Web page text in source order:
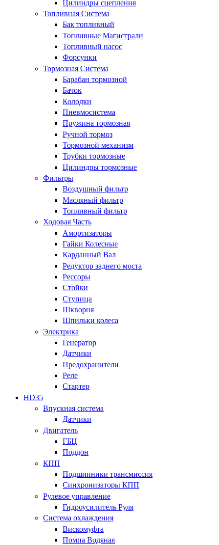
Цилиндры сцепления
Топливная Система
Бак топливный
Топливные Магистрали
Топливный насос
Форсунки
Тормозная Система
Барабан тормозной
Бачок
Колодки
Пневмосистема
Пружина тормозная
Ручной тормоз
Тормозной механизм
Трубки тормозные
Цилиндры тормозные
Фильтры
Воздушный фильтр
Масляный фильтр
Топливный фильтр
Ходовая Часть
Амортизаторы
Гайки Колесные
Карданный Вал
Редуктор заднего моста
Рессоры
Стойки
Ступица
Шкворня
Шпильки колеса
Электрика
Генератор
Датчики
Предохранители
Реле
Стартер
HD35
Впускная система
Датчики
Двигатель
ГБЦ
Поддон
КПП
Подшипники трансмиссия
Синхронизаторы КПП
Рулевое управление
Гидроусилитель Руля
Система охлаждения
Вискомуфта
Помпа Водяная